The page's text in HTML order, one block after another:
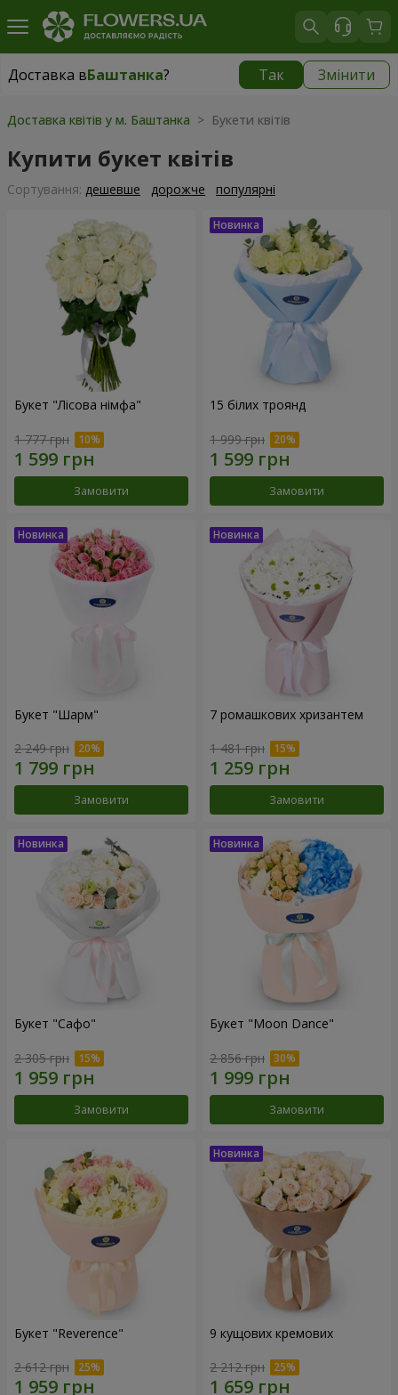
Доставка вБаштанка? Так Змінити
Доставка вБаштанка|
Доставка квітів у м. Баштанка > Букети квітів
Купити букет квітів
Сортування: дешевше дорожче популярні
Букет "Лісова німфа"
1 777 грн
Замовити
15 білих троянд
1 999 грн
Замовити
Букет "Шарм"
2 249 грн
Замовити
7 ромашкових хризантем
1 481 грн
Замовити
Букет "Сафо"
2 305 грн
Замовити
Букет "Moon Dance"
2 856 грн
Замовити
Букет "Reverence"
2 612 грн
9 кущових кремових
2 212 грн